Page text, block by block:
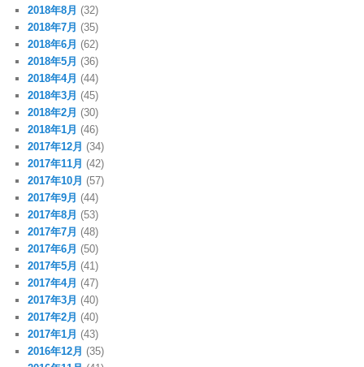
2018年8月 (32)
2018年7月 (35)
2018年6月 (62)
2018年5月 (36)
2018年4月 (44)
2018年3月 (45)
2018年2月 (30)
2018年1月 (46)
2017年12月 (34)
2017年11月 (42)
2017年10月 (57)
2017年9月 (44)
2017年8月 (53)
2017年7月 (48)
2017年6月 (50)
2017年5月 (41)
2017年4月 (47)
2017年3月 (40)
2017年2月 (40)
2017年1月 (43)
2016年12月 (35)